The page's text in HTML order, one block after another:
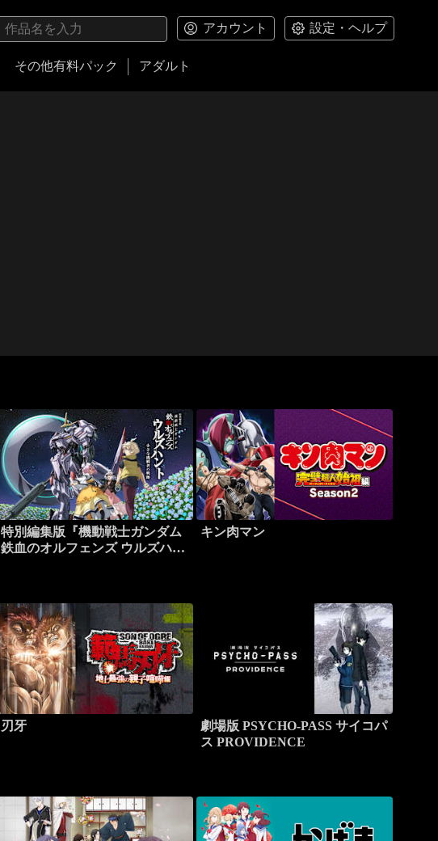
アカウント 設定・ヘルプ
その他有料パック アダルト
特別編集版『機動戦士ガンダム
鉄血のオルフェンズ ウルズハン
キン肉マン
刃牙
劇場版 PSYCHO-PASS サイコパ
ス PROVIDENCE